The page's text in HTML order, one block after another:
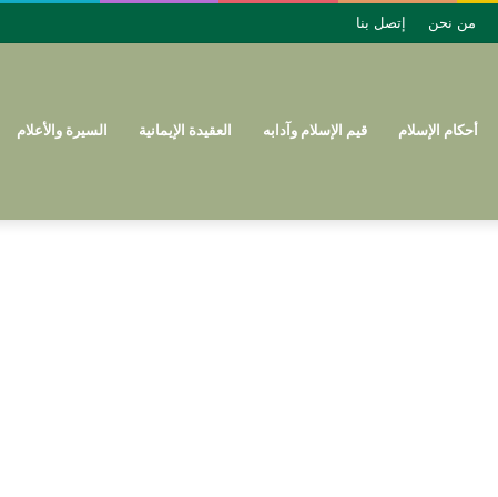
من نحن إتصل بنا
أحكام الإسلام قيم الإسلام وآدابه العقيدة الإيمانية السيرة والأعلام